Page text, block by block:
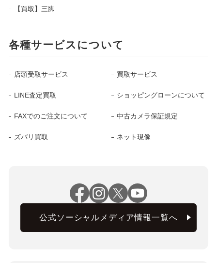
【買取】三脚
各種サービスについて
店頭受取サービス 買取サービス
LINE査定買取 ショッピングローンについて
FAXでのご注文について 中古カメラ保証規定
ズバリ買取 ネット現像
公式ソーシャルメディア情報一覧へ